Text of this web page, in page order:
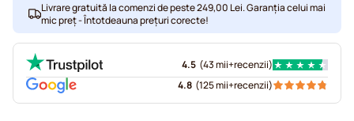
Livrare gratuită la comenzi de peste 249,00 Lei. Garanția celui mai
mic preț - Întotdeauna prețuri corecte!
4.5 (43 mii+recenzii)
4.8 (125 mii+recenzii)